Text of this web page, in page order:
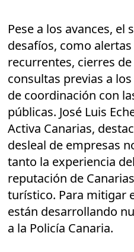
Pese a los avances,
desafíos, como
recurrentes, cierres
consultas previas a
de coordinación con
públicas. José Luis
Activa Canarias,
desleal de empresas
tanto la experiencia
reputación de
turístico. Para mitigar
están desarrollando
a la Policía Canaria.